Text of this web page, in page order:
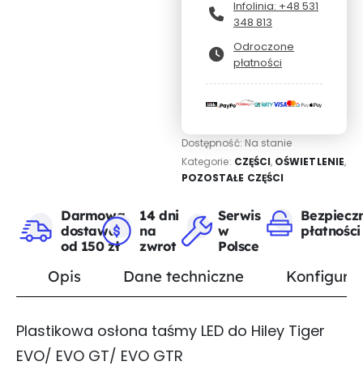
Infolinia: +48 531
348 813
Odroczone
płatności
Dostępność: Na stanie
Kategorie: CZĘŚCI, OŚWIETLENIE,
POZOSTAŁE CZĘŚCI
Darmowa
dostawa
od 150 zł
14 dni
na
zwrot
Serwis
w
Polsce
płatności
Opis Dane techniczne
Plastikowa osłona taśmy LED do Hiley Tiger
EVO/ EVO GT/ EVO GTR